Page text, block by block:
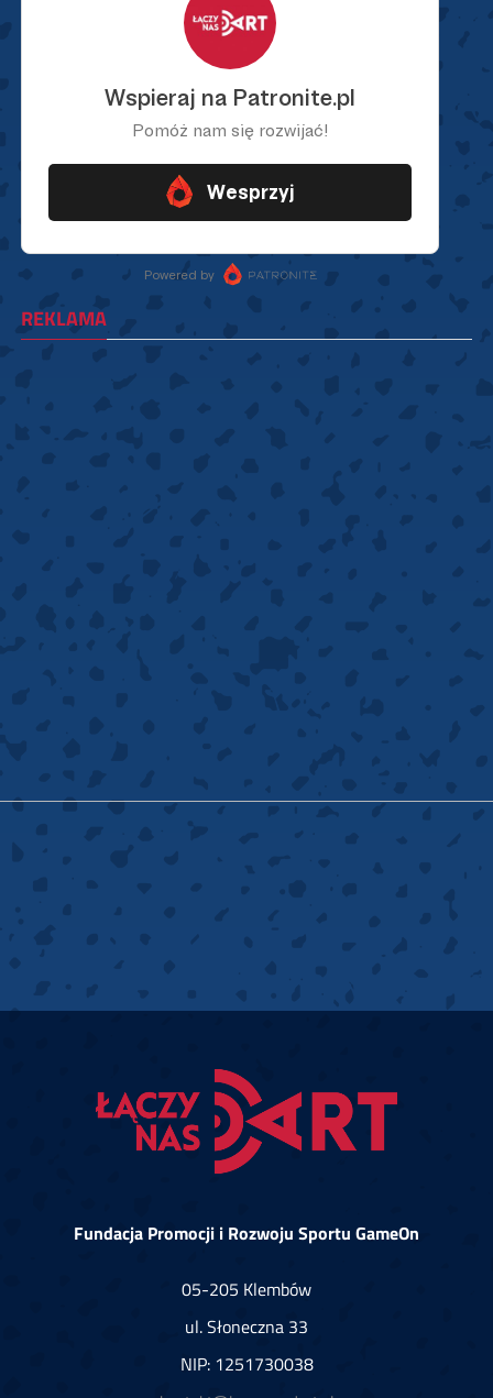
REKLAMA
Fundacja Promocji i Rozwoju Sportu GameOn
05-205 Klembów
ul. Słoneczna 33
NIP: 1251730038